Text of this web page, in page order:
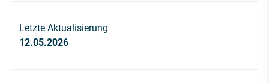
Letzte Aktualisierung
12.05.2026